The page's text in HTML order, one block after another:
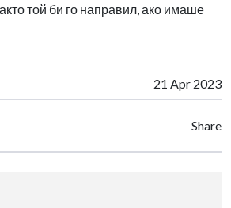
той би го направил, ако имаше
21 Apr 2023
Share